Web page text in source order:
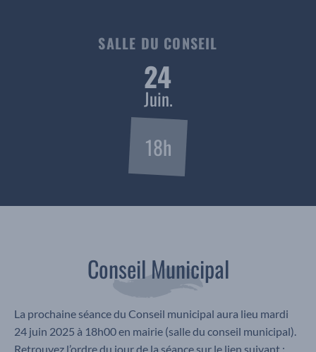
SALLE DU CONSEIL
24
Juin.
18h
Conseil Municipal
La prochaine séance du Conseil municipal aura lieu mardi
24 juin 2025 à 18h00 en mairie (salle du conseil municipal).
Retrouvez l’ordre du jour de la séance sur le lien suivant :